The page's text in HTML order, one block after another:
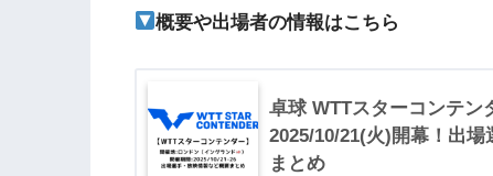
概要や出場者の情報はこちら
卓球 WTTスターコンテン
2025/10/21(火)開幕！出
まとめ